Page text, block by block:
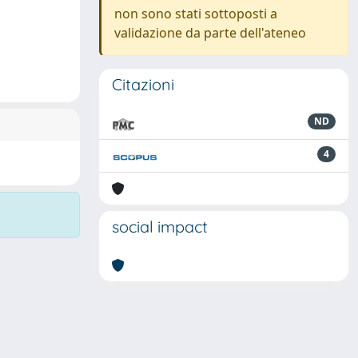
non sono stati sottoposti a
validazione da parte dell'ateneo
Citazioni
ND
4
social impact